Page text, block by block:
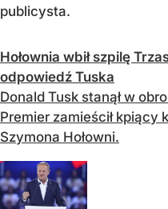
publicysta.
Hołownia wbił szpilę
odpowiedź Tuska
Donald Tusk stanął w
Premier zamieścił kpiący
Szymona Hołowni.